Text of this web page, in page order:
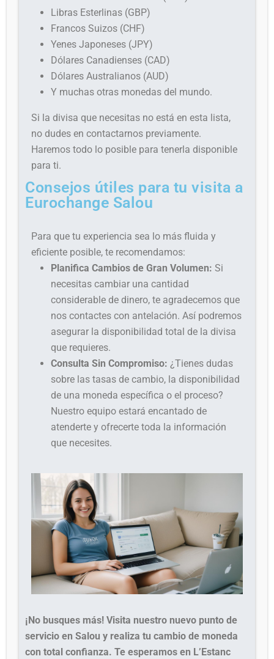
Libras Esterlinas (GBP)
Francos Suizos (CHF)
Yenes Japoneses (JPY)
Dólares Canadienses (CAD)
Dólares Australianos (AUD)
Y muchas otras monedas del mundo.
Si la divisa que necesitas no está en esta lista,
no dudes en contactarnos previamente.
Haremos todo lo posible para tenerla disponible
para ti.
Consejos útiles para tu visita a
Eurochange Salou
Para que tu experiencia sea lo más fluida y
eficiente posible, te recomendamos:
Planifica Cambios de Gran Volumen: Si
necesitas cambiar una cantidad
considerable de dinero, te agradecemos que
nos contactes con antelación. Así podremos
asegurar la disponibilidad total de la divisa
que requieres.
Consulta Sin Compromiso: ¿Tienes dudas
sobre las tasas de cambio, la disponibilidad
de una moneda específica o el proceso?
Nuestro equipo estará encantado de
atenderte y ofrecerte toda la información
que necesites.
¡No busques más! Visita nuestro nuevo punto de
servicio en Salou y realiza tu cambio de moneda
con total confianza. Te esperamos en L’Estanc